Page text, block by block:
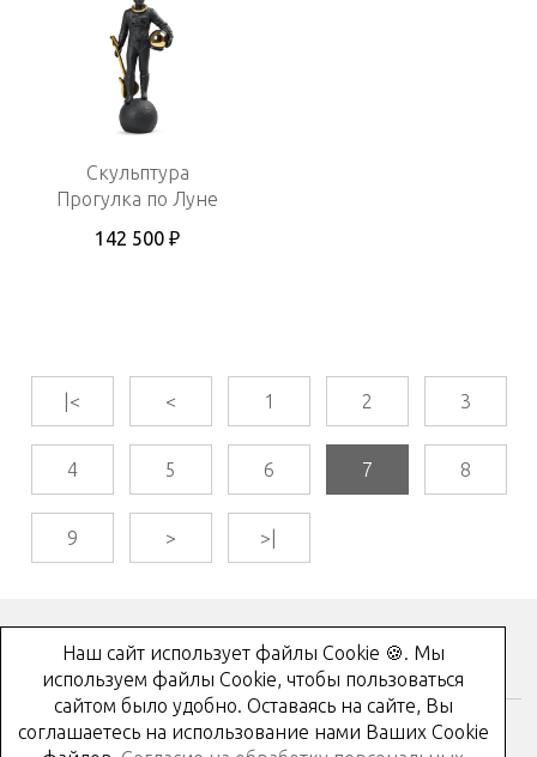
Скульптура
Прогулка по Луне
142 500 ₽
|< < 1 2 3
4 5 6 7 8
9 > >|
Как купить?
Наш сайт использует файлы Cookie 🍪. Мы
используем файлы Cookie, чтобы пользоваться
сайтом было удобно. Оставаясь на сайте, Вы
соглашаетесь на использование нами Ваших Cookie